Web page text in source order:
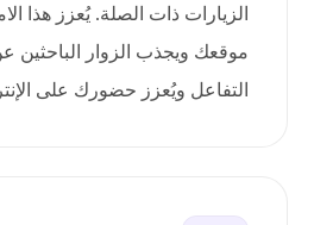
الزيارات ذات الصلة. يُعزز هذا
موقعك ويجذب الزوار الباحثين عن
التفاعل ويُعزز حضورك على